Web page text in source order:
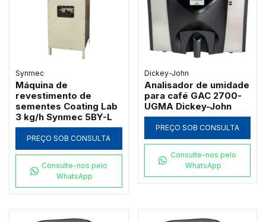
Synmec
Máquina de
revestimento de
sementes Coating Lab
3 kg/h Synmec 5BY-L
PREÇO SOB CONSULTA
Consulte-nos pelo
WhatsApp
Dickey-John
Analisador de umidade
para café GAC 2700-
UGMA Dickey-John
PREÇO SOB CONSULTA
Consulte-nos pelo
WhatsApp